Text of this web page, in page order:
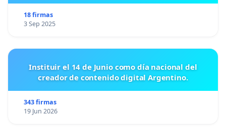
18 firmas
3 Sep 2025
Instituir el 14 de Junio como día nacional del
creador de contenido digital Argentino.
343 firmas
19 Jun 2026